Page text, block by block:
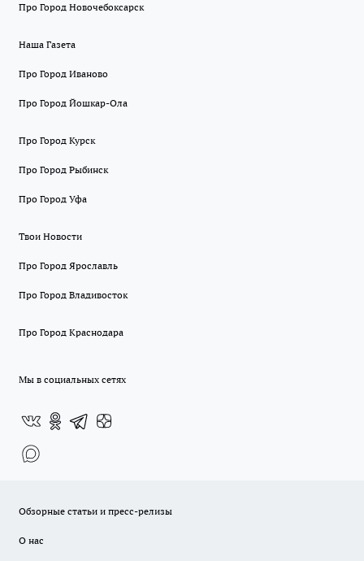
Про Город Новочебоксарск
Наша Газета
Про Город Иваново
Про Город Йошкар-Ола
Про Город Курск
Про Город Рыбинск
Про Город Уфа
Твои Новости
Про Город Ярославль
Про Город Владивосток
Про Город Краснодара
Мы в социальных сетях
Обзорные статьи и пресс-релизы
О нас